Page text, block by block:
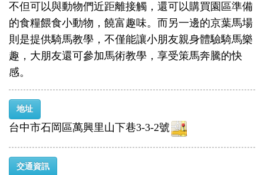
不但可以與動物們近距離接觸，還可以購買園區準備
的食糧餵食小動物，饒富趣味。而另一邊的京葉馬場
則是提供騎馬教學，不僅能讓小朋友親身體驗騎馬樂
趣，大朋友還可參加馬術教學，享受策馬奔騰的快
感。
地址
台中市石岡區萬興里山下巷3-3-2號
交通資訊